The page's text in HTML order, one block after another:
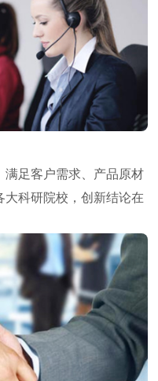
足客户需求、产品原材
科研院校，创新结论在